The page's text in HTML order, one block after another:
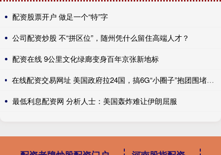
配资股票开户 做足一个“特”字
公司配资炒股 不“拼区位”，随州凭什么留住高端人才？
配资在线 9公里文化绿廊变身百年京张新地标
在线配资交易网址 美国政府拉24国，搞6G“小圈子”抱团围堵，结果中国这张牌却先亮了！
最低利息配资网 分析人士：美国轰炸难让伊朗屈服